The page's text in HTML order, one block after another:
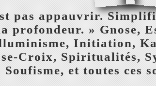
pas appauvrir.
profondeur. » Gnose,
Initiation,
Croix, Spiritualités,
Soufisme, et toutes ces